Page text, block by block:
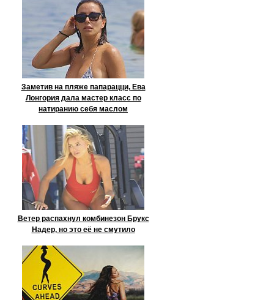
Заметив на пляже папарацци, Ева
Лонгория дала мастер класс по
натиранию себя маслом
Ветер распахнул комбинезон Брукс
Надер, но это её не смутило